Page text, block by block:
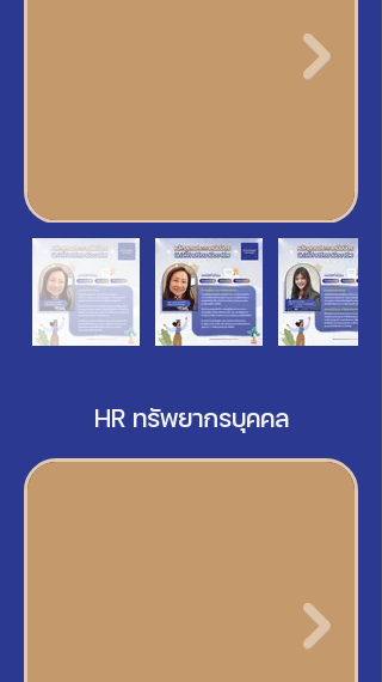
HR ทรัพยากรบุคคล